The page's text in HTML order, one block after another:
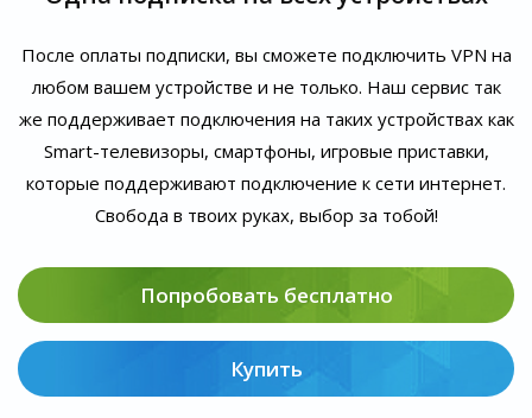
После оплаты подписки, вы сможете подключить VPN на
любом вашем устройстве и не только. Наш сервис так
же поддерживает подключения на таких устройствах как
Smart-телевизоры, смартфоны, игровые приставки,
которые поддерживают подключение к сети интернет.
Свобода в твоих руках, выбор за тобой!
Попробовать бесплатно
Купить